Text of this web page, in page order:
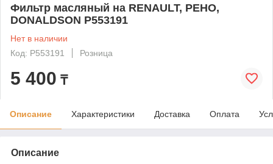
Фильтр масляный на RENAULT, РЕНО,
DONALDSON P553191
Нет в наличии
Код: P553191
Розница
5 400 ₸
Описание Характеристики Доставка Оплата
Описание